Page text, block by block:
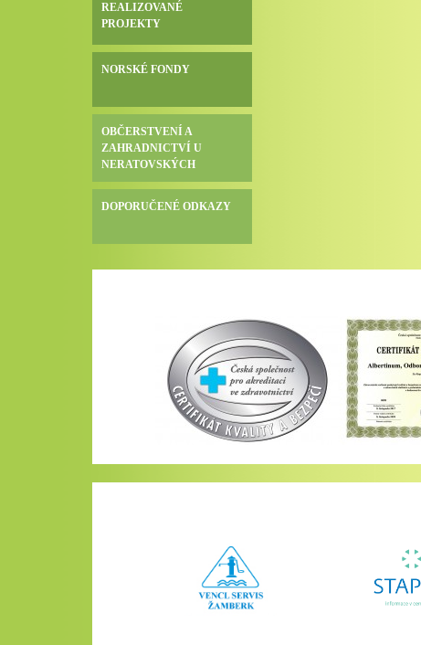
REALIZOVANÉ
PROJEKTY
NORSKÉ FONDY
OBČERSTVENÍ A
ZAHRADNICTVÍ U
NERATOVSKÝCH
DOPORUČENÉ ODKAZY